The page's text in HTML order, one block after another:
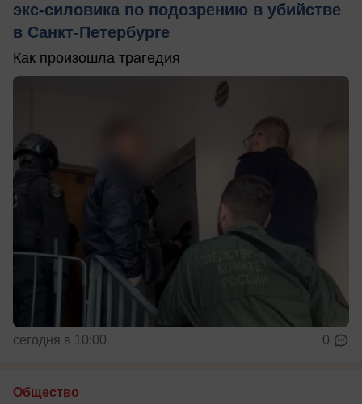
экс-силовика по подозрению в убийстве
в Санкт-Петербурге
Как произошла трагедия
сегодня в 10:00 0
Общество